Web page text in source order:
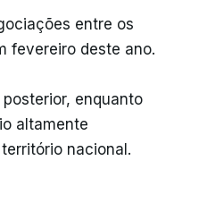
entre os
fevereiro deste ano.
enquanto
altamente
nacional.